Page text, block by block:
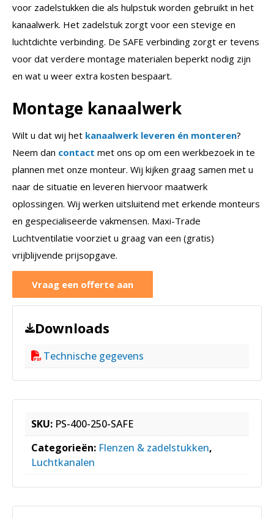
voor zadelstukken die als hulpstuk worden gebruikt in het
kanaalwerk. Het zadelstuk zorgt voor een stevige en
luchtdichte verbinding. De SAFE verbinding zorgt er tevens
voor dat verdere montage materialen beperkt nodig zijn
en wat u weer extra kosten bespaart.
Montage kanaalwerk
Wilt u dat wij het kanaalwerk leveren én monteren?
Neem dan contact met ons op om een werkbezoek in te
plannen met onze monteur. Wij kijken graag samen met u
naar de situatie en leveren hiervoor maatwerk
oplossingen. Wij werken uitsluitend met erkende monteurs
en gespecialiseerde vakmensen. Maxi-Trade
Luchtventilatie voorziet u graag van een (gratis)
vrijblijvende prijsopgave.
Vraag een offerte aan
Downloads
Technische gegevens
SKU: PS-400-250-SAFE
Categorieën: Flenzen & zadelstukken,
Luchtkanalen